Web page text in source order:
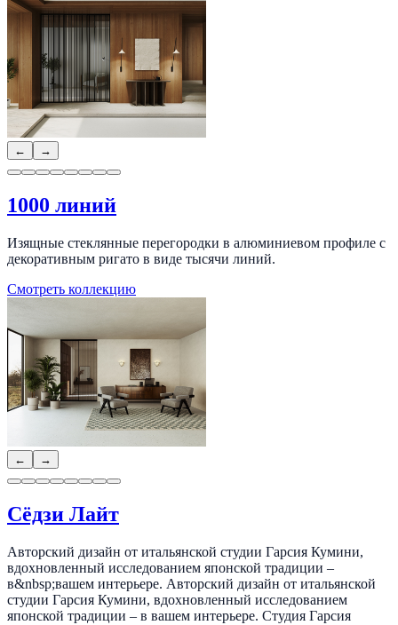
← →
1000 линий
Изящные стеклянные перегородки в алюминиевом профиле с
декоративным ригато в виде тысячи линий.
Смотреть коллекцию
← →
Сёдзи Лайт
Авторский дизайн от итальянской студии Гарсия Кумини,
вдохновленный исследованием японской традиции –
в&nbsp;вашем интерьере. Авторский дизайн от итальянской
студии Гарсия Кумини, вдохновленный исследованием
японской традиции – в вашем интерьере. Студия Гарсия